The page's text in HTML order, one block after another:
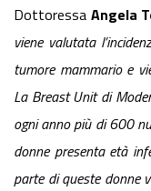
Dottoressa Angela
viene valutata
tumore mammario e
La Breast Unit di
ogni anno più di 600
donne presenta età
parte di queste donne